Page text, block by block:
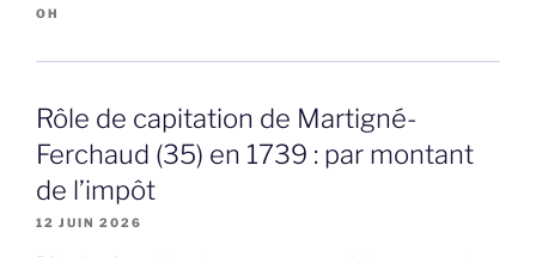
OH
Rôle de capitation de Martigné-
Ferchaud (35) en 1739 : par montant
de l’impôt
12 JUIN 2026